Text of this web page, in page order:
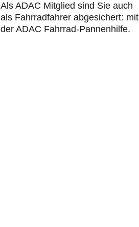
Als ADAC Mitglied sind Sie auch
als Fahrradfahrer abgesichert: mit
der ADAC Fahrrad-Pannenhilfe.